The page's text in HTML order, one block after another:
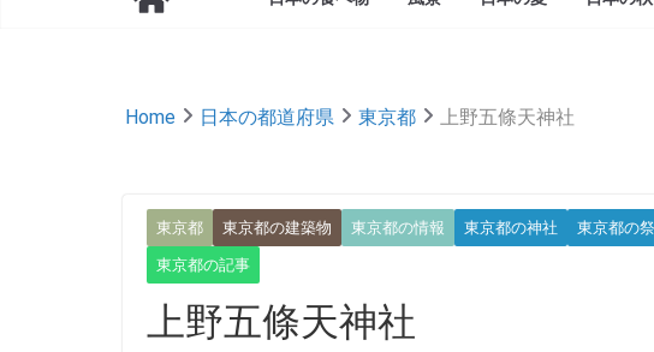
Home 日本の都道府県 東京都 上野五條天神社
東京都 東京都の建築物 東京都の情報 東京都の神社 東京都の
東京都の記事
上野五條天神社